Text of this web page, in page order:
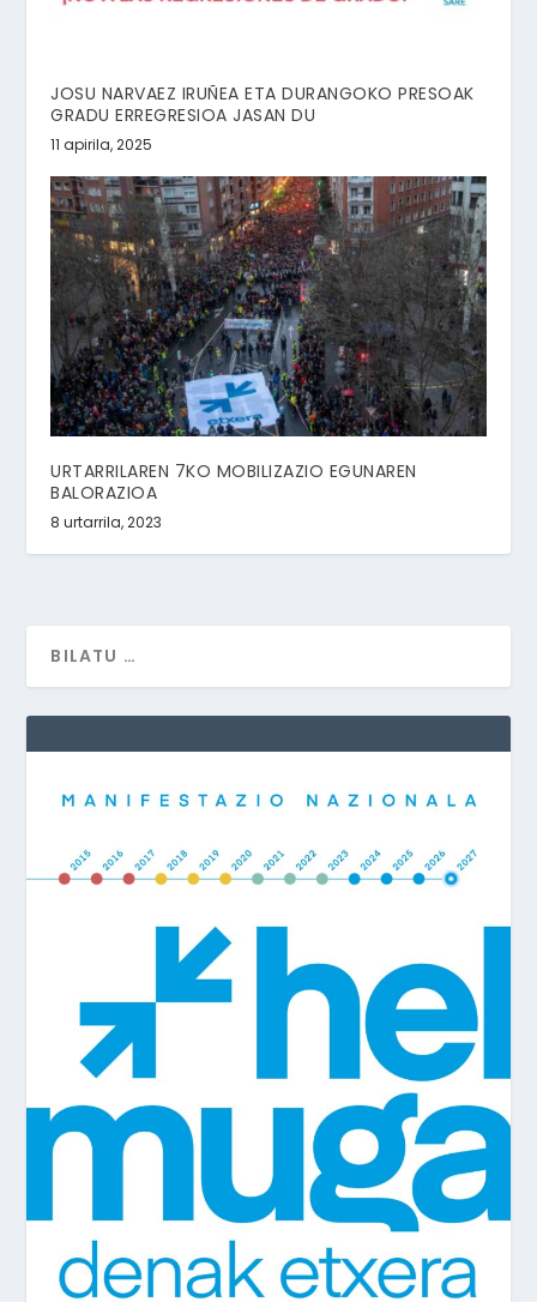
JOSU NARVAEZ IRUÑEA ETA DURANGOKO PRESOAK
GRADU ERREGRESIOA JASAN DU
11 apirila, 2025
URTARRILAREN 7KO MOBILIZAZIO EGUNAREN
BALORAZIOA
8 urtarrila, 2023